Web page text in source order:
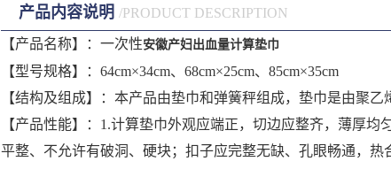
产品内容说明 /PRODUCT DESCRIPTION
【产品名称】：一次性安徽产妇出血量计算垫巾
【型号规格】：64cm×34cm、68cm×25cm、85cm×35cm
【结构及组成】：本产品由垫巾和弹簧秤组成，垫巾是由聚
【产品性能】：1.计算垫巾外观应端正，切边应整齐，薄厚
平整、不允许有破洞、硬块；扣子应完整无缺、孔眼畅通，热